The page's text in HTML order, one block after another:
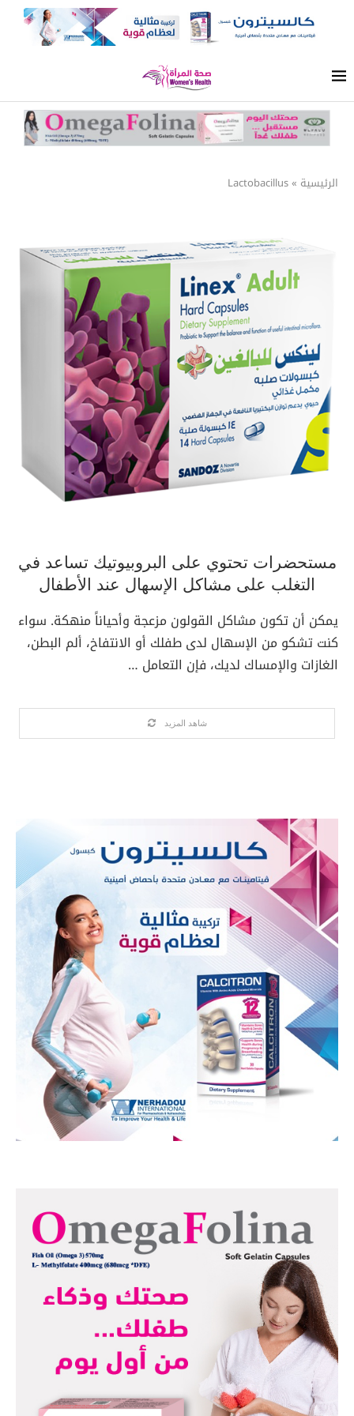
الرئيسية »
Lactobacillus
مستحضرات ﺗﺤﺘﻮي على البروﺑﻴﻮﺗﻴﻚ ﺗﺴﺎﻋﺪ ﻓﻲ
اﻟﺘﻐﻠﺐ على ﻣﺸﺎﻛﻞ اﻹﺳﻬﺎل ﻋﻨﺪ اﻷﻃﻔﺎل
يمكن أن تكون مشاكل القولون مزعجة وأحياناً منهكة. سواء
كنت تشكو من الإسهال لدى طفلك أو الانتفاخ، ألم البطن،
الغازات والإمساك لديك، فإن التعامل …
شاهد المزيد